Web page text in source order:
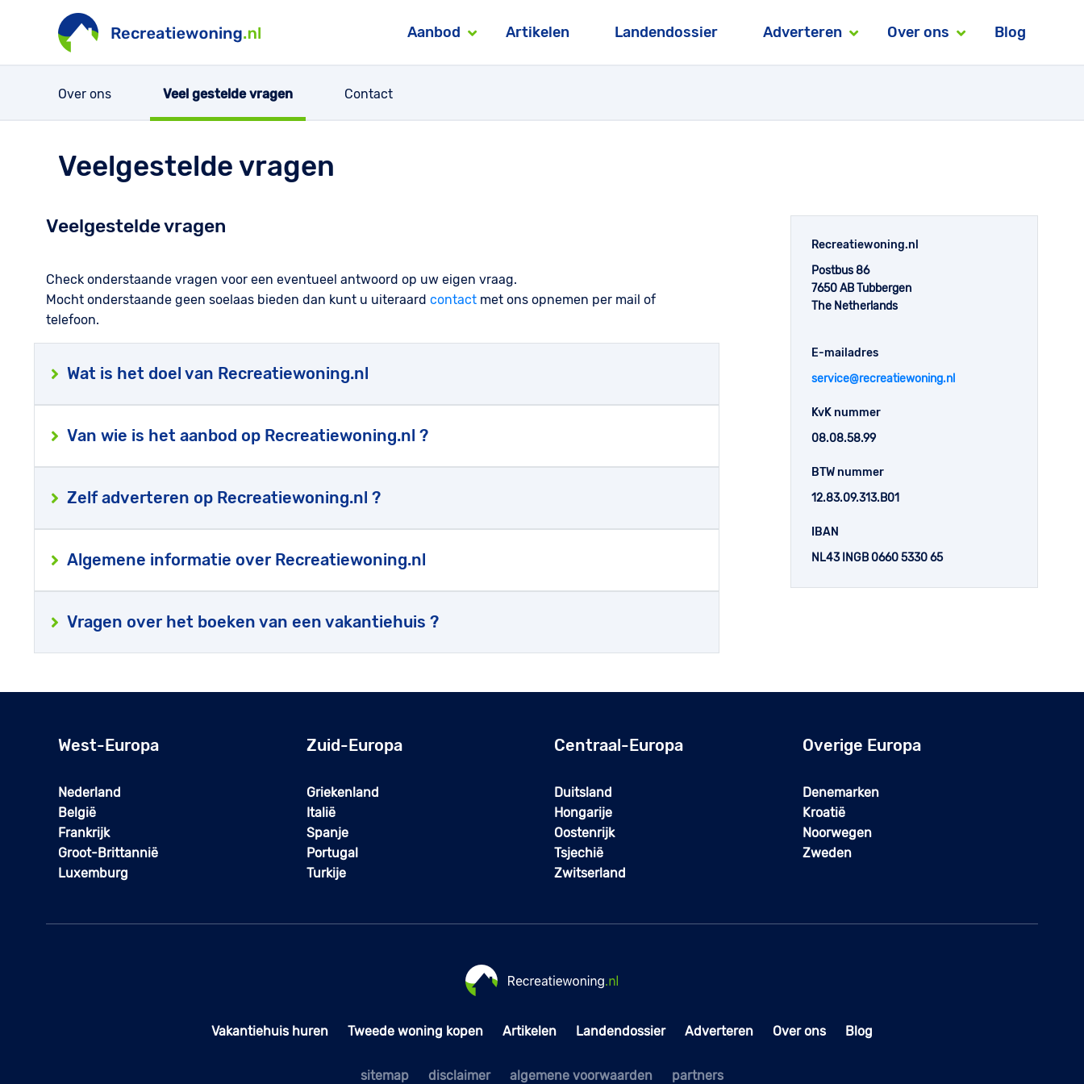
Aanbod Artikelen Landendossier Adverteren Over ons Blog
Over ons Veel gestelde vragen Contact
Veelgestelde vragen
Veelgestelde vragen
Check onderstaande vragen voor een eventueel antwoord op uw eigen vraag.
Mocht onderstaande geen soelaas bieden dan kunt u uiteraard contact met ons opnemen per mail of
telefoon.
Wat is het doel van Recreatiewoning.nl
Van wie is het aanbod op Recreatiewoning.nl ?
Zelf adverteren op Recreatiewoning.nl ?
Algemene informatie over Recreatiewoning.nl
Vragen over het boeken van een vakantiehuis ?
Recreatiewoning.nl
Postbus 86
7650 AB Tubbergen
The Netherlands
E-mailadres
service@recreatiewoning.nl
KvK nummer
08.08.58.99
BTW nummer
12.83.09.313.B01
IBAN
NL43 INGB 0660 5330 65
West-Europa
Nederland
België
Frankrijk
Groot-Brittannië
Luxemburg
Zuid-Europa
Griekenland
Italië
Spanje
Portugal
Turkije
Centraal-Europa
Duitsland
Hongarije
Oostenrijk
Tsjechië
Zwitserland
Overige Europa
Denemarken
Kroatië
Noorwegen
Zweden
Vakantiehuis huren Tweede woning kopen Artikelen Landendossier Adverteren Over ons Blog
sitemap disclaimer algemene voorwaarden partners